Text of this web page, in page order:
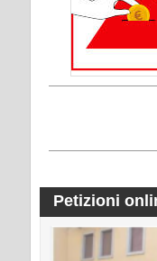
Petizioni